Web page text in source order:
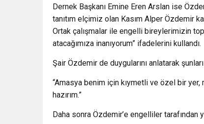
Dernek Başkanı Emine Eren Arslan ise
tanıtım elçimiz olan Kasım Alper Özdemir
Ortak çalışmalar ile engelli bireylerimizin
atacağımıza inanıyorum” ifadelerini kullandı.
Şair Özdemir de duygularını anlatarak
“Amasya benim için kıymetli ve özel bir
hazırım.”
Daha sonra Özdemir’e engelliler